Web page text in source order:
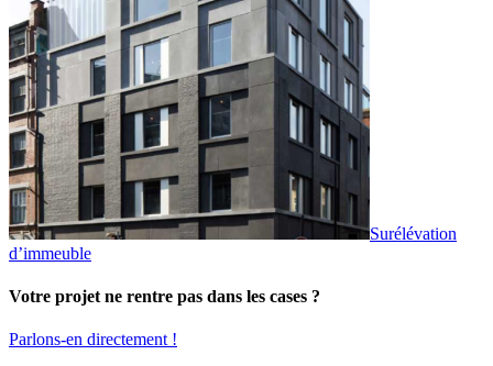
Surélévation
d’immeuble
Votre projet ne rentre pas dans les cases ?
Parlons-en directement !